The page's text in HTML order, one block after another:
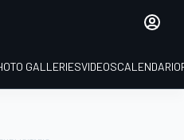
GALLERIESVIDEOSCALENDARIO